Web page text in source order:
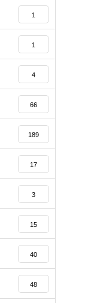
1
1
4
66
189
17
3
15
40
48